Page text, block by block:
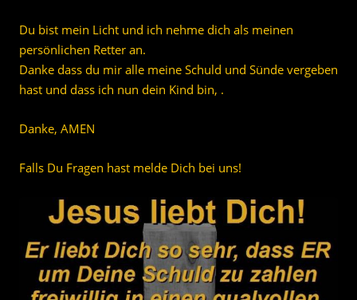
Du bist mein Licht und ich nehme dich als meinen
persönlichen Retter an.
Danke dass du mir alle meine Schuld und Sünde vergeben
hast und dass ich nun dein Kind bin, .
Danke, AMEN
Falls Du Fragen hast melde Dich bei uns!